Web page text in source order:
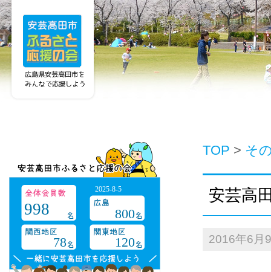
2025-8-5
998
800
78
120
TOP > そ
安芸高
2016年6月